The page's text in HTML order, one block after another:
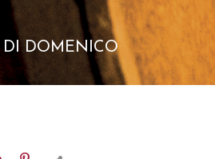
DI DOMENICO